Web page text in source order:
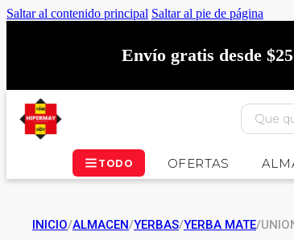
Saltar al contenido principal Saltar al pie de página
Envío gratis desde
TODO OFERTAS
INICIO/ALMACEN/YERBAS/YERBA MATE/